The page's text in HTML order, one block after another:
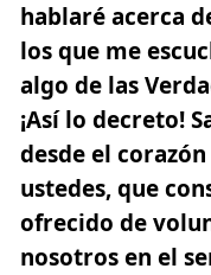
hablaré acerca
los que me
algo de las
¡Así lo decreto!
desde el
ustedes, que
ofrecido de
nosotros en el